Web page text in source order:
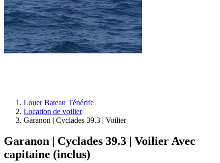
Louer Bateau Ténérife
Location de voilier
Garanon | Cyclades 39.3 | Voilier
Garanon | Cyclades 39.3 | Voilier Avec
capitaine (inclus)